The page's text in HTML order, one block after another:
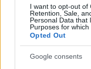
I want to opt-out of
Retention, Sale,
Personal Data that
Purposes for which
Opted Out
Google consents